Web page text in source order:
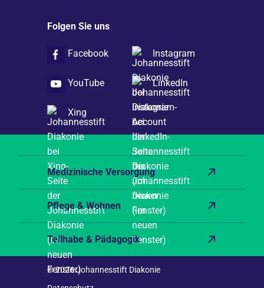
Folgen Sie uns
Facebook Instagram
YouTube LinkedIn
Xing
Medizinische Versorgung
Pflege & Wohnen
Teilhabe & Pädagogik
© 2026 Johannesstift Diakonie